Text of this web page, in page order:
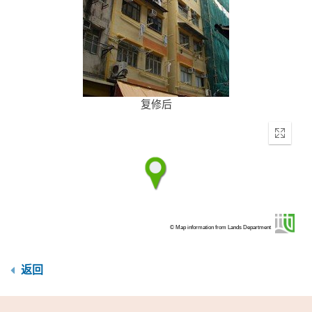
复修后
Enter
© Map information from Lands Department
返回